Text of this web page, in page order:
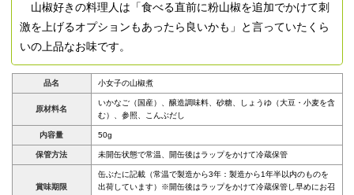
山椒好きの料理人は「食べる直前に粉山椒を追加でかけて刺
激を上げるオプションもあったら良いかも」と言っていたくら
いの上品なお味です。
品名 小女子の山椒煮
原材料名
いかなご（国産）、醸造調味料、砂糖、しょうゆ（大豆・小麦を含
む）、参照、こんぶだし
内容量 50g
保管方法 未開缶状態で常温、開缶後はラップをかけて冷蔵保管
賞味期限
缶ぶたに記載（常温で製造から3年：製造から1年半以内のものを
出荷しています）※開缶後はラップをかけて冷蔵保管し早めにお召